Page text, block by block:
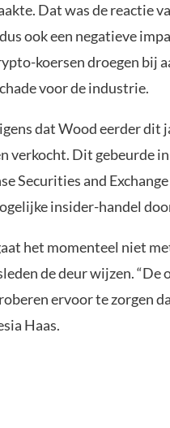
Dat was de reactie
ook een negatieve
koersen droegen bij
voor de industrie.
dat Wood eerder dit
verkocht. Dit gebeurde
Securities and
insider-handel
het momenteel niet
de deur wijzen. “De
ervoor te zorgen
Haas.